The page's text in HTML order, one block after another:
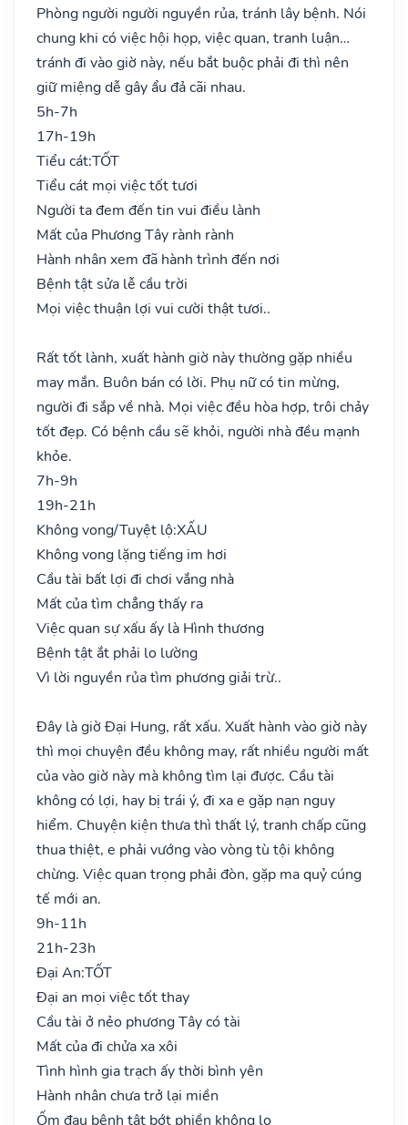
Phòng người người nguyền rủa, tránh lây bệnh. Nói
chung khi có việc hội họp, việc quan, tranh luận…
tránh đi vào giờ này, nếu bắt buộc phải đi thì nên
giữ miệng dễ gây ẩu đả cãi nhau.
5h-7h
17h-19h
Tiểu cát:TỐT
Tiểu cát mọi việc tốt tươi
Người ta đem đến tin vui điều lành
Mất của Phương Tây rành rành
Hành nhân xem đã hành trình đến nơi
Bệnh tật sửa lễ cầu trời
Mọi việc thuận lợi vui cười thật tươi..
Rất tốt lành, xuất hành giờ này thường gặp nhiều
may mắn. Buôn bán có lời. Phụ nữ có tin mừng,
người đi sắp về nhà. Mọi việc đều hòa hợp, trôi chảy
tốt đẹp. Có bệnh cầu sẽ khỏi, người nhà đều mạnh
khỏe.
7h-9h
19h-21h
Không vong/Tuyệt lộ:XẤU
Không vong lặng tiếng im hơi
Cầu tài bất lợi đi chơi vắng nhà
Mất của tìm chẳng thấy ra
Việc quan sự xấu ấy là Hình thương
Bệnh tật ắt phải lo lường
Vì lời nguyền rủa tìm phương giải trừ..
Đây là giờ Đại Hung, rất xấu. Xuất hành vào giờ này
thì mọi chuyện đều không may, rất nhiều người mất
của vào giờ này mà không tìm lại được. Cầu tài
không có lợi, hay bị trái ý, đi xa e gặp nạn nguy
hiểm. Chuyện kiện thưa thì thất lý, tranh chấp cũng
thua thiệt, e phải vướng vào vòng tù tội không
chừng. Việc quan trọng phải đòn, gặp ma quỷ cúng
tế mới an.
9h-11h
21h-23h
Đại An:TỐT
Đại an mọi việc tốt thay
Cầu tài ở nẻo phương Tây có tài
Mất của đi chửa xa xôi
Tình hình gia trạch ấy thời bình yên
Hành nhân chưa trở lại miền
Ốm đau bệnh tật bớt phiền không lo